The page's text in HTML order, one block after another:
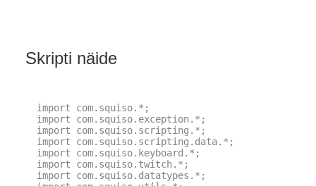
Skripti näide
import com.squiso.*;
import com.squiso.exception.*;
import com.squiso.scripting.*;
import com.squiso.scripting.data.*;
import com.squiso.keyboard.*;
import com.squiso.twitch.*;
import com.squiso.datatypes.*;